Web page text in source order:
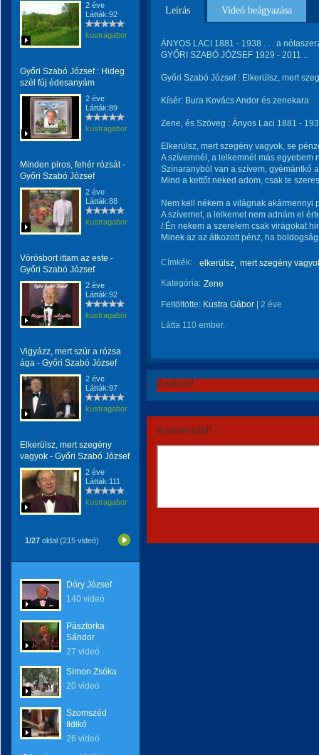
2 éve
Látták:92
kustragabor
Győri Szabó József : Hideg
szél fúj édesanyám
2 éve
Látták:89
kustragabor
Minden piros, fehér rózsát -
Győri Szabó József
2 éve
Látták:88
kustragabor
Vörösbort ittam az este -
Győri Szabó József
2 éve
Látták:92
kustragabor
Vigyázz, mert szúr a rózsa
ága - Győri Szabó József
2 éve
Látták:97
kustragabor
Elkerülsz, mert szegény
vagyok - Győri Szabó József
2 éve
Látták:111
kustragabor
1/27 oldal (215 videó)
Dóry József
140 videó
Pásztorka
Sándor
27 videó
Simon Zsóka
20 videó
Szomszéd
Ildikó
26 videó
Leírás Videó beágyazása
ÁNYOS LACI 1881 - 1938 . . . a
GYŐRI SZABÓ JÓZSEF 1929 - 2011 ..
Győri Szabó József : Elkerülsz, mert
Kísér: Bura Kovács Andor és zenekara
Zene, és Szöveg : Ányos Laci 1881 -
Elkerülsz, mert szegény vagyok, se
A szívemnél, a lelkemnél más egyebem
Színaranyból van a szívem, gyémántkő
Mind a kettőt neked adom, csak te
Nem kell nékem a világnak akármennyi
A szívemet, a lelkemet nem adnám el
/:Én nekem a szerelem csak virágokat
Minek az az átkozott pénz, ha
Címkék: elkerülsz mert szegény
Kategória: Zene
Feltöltötte: Kustra Gábor 2 éve
Látta 110 ember.
Értékeld!
Kommentáld!